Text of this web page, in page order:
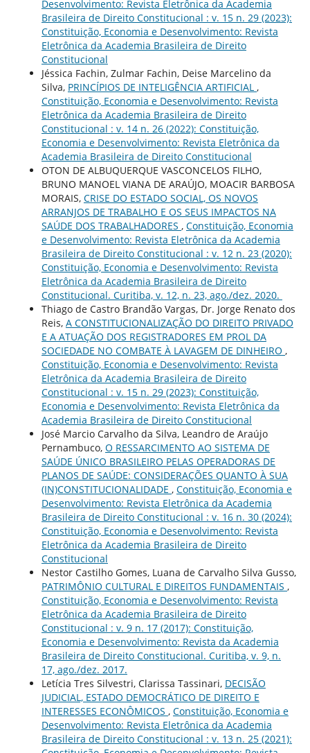
Desenvolvimento: Revista Eletrônica da Academia
Brasileira de Direito Constitucional : v. 15 n. 29 (2023):
Constituição, Economia e Desenvolvimento: Revista
Eletrônica da Academia Brasileira de Direito
Constitucional
Jéssica Fachin, Zulmar Fachin, Deise Marcelino da
Silva, PRINCÍPIOS DE INTELIGÊNCIA ARTIFICIAL ,
Constituição, Economia e Desenvolvimento: Revista
Eletrônica da Academia Brasileira de Direito
Constitucional : v. 14 n. 26 (2022): Constituição,
Economia e Desenvolvimento: Revista Eletrônica da
Academia Brasileira de Direito Constitucional
OTON DE ALBUQUERQUE VASCONCELOS FILHO,
BRUNO MANOEL VIANA DE ARAÚJO, MOACIR BARBOSA
MORAIS, CRISE DO ESTADO SOCIAL, OS NOVOS
ARRANJOS DE TRABALHO E OS SEUS IMPACTOS NA
SAÚDE DOS TRABALHADORES , Constituição, Economia
e Desenvolvimento: Revista Eletrônica da Academia
Brasileira de Direito Constitucional : v. 12 n. 23 (2020):
Constituição, Economia e Desenvolvimento: Revista
Eletrônica da Academia Brasileira de Direito
Constitucional. Curitiba, v. 12, n. 23, ago./dez. 2020.
Thiago de Castro Brandão Vargas, Dr. Jorge Renato dos
Reis, A CONSTITUCIONALIZAÇÃO DO DIREITO PRIVADO
E A ATUAÇÃO DOS REGISTRADORES EM PROL DA
SOCIEDADE NO COMBATE À LAVAGEM DE DINHEIRO ,
Constituição, Economia e Desenvolvimento: Revista
Eletrônica da Academia Brasileira de Direito
Constitucional : v. 15 n. 29 (2023): Constituição,
Economia e Desenvolvimento: Revista Eletrônica da
Academia Brasileira de Direito Constitucional
José Marcio Carvalho da Silva, Leandro de Araújo
Pernambuco, O RESSARCIMENTO AO SISTEMA DE
SAÚDE ÚNICO BRASILEIRO PELAS OPERADORAS DE
PLANOS DE SAÚDE: CONSIDERAÇÕES QUANTO À SUA
(IN)CONSTITUCIONALIDADE , Constituição, Economia e
Desenvolvimento: Revista Eletrônica da Academia
Brasileira de Direito Constitucional : v. 16 n. 30 (2024):
Constituição, Economia e Desenvolvimento: Revista
Eletrônica da Academia Brasileira de Direito
Constitucional
Nestor Castilho Gomes, Luana de Carvalho Silva Gusso,
PATRIMÔNIO CULTURAL E DIREITOS FUNDAMENTAIS ,
Constituição, Economia e Desenvolvimento: Revista
Eletrônica da Academia Brasileira de Direito
Constitucional : v. 9 n. 17 (2017): Constituição,
Economia e Desenvolvimento: Revista da Academia
Brasileira de Direito Constitucional. Curitiba, v. 9, n.
17, ago./dez. 2017.
Letícia Tres Silvestri, Clarissa Tassinari, DECISÃO
JUDICIAL, ESTADO DEMOCRÁTICO DE DIREITO E
INTERESSES ECONÔMICOS , Constituição, Economia e
Desenvolvimento: Revista Eletrônica da Academia
Brasileira de Direito Constitucional : v. 13 n. 25 (2021):